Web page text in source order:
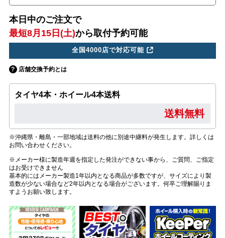
本日中のご注文で
最短8月15日(土)から取付予約可能
全国4000店で対応可能
店舗交換予約とは
タイヤ4本・ホイール4本送料
送料無料
※沖縄県・離島・一部地域は送料の他に別途中継料が発生します。詳しくは
お問い合わせください。
※メーカー様に製造年週を指定した発注ができない事から、ご質問、ご指定
はお受けできません
基本的にはメーカー製造1年以内となる商品が多数ですが、サイズにより製
造数が少ない場合など2年以内となる場合がございます。何卒ご理解賜りま
すようお願い致します。